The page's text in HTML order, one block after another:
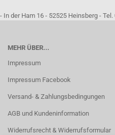
Bonsai-Shopping -
- In der Ham 16 - 52525 Heinsberg -
MEHR ÜBER...
Impressum
Impressum Facebook
Versand- & Zahlungsbedingungen
AGB und Kundeninformation
Widerrufsrecht & Widerrufsformular